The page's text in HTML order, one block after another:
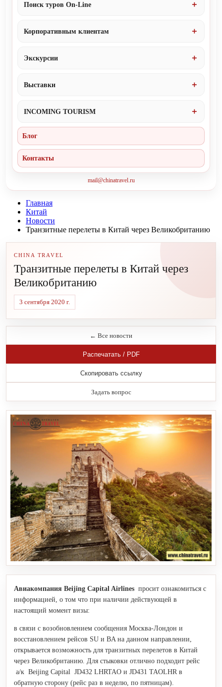
Поиск туров On-Line
Корпоративным клиентам
Экскурсии
Выставки
INCOMING TOURISM
Блог
Контакты
mail@chinatravel.ru
Главная
Китай
Новости
Транзитные перелеты в Китай через Великобританию
CHINA TRAVEL
Транзитные перелеты в Китай через
Великобританию
3 сентября 2020 г.
← Все новости
Распечатать / PDF
Скопировать ссылку
Задать вопрос
Авиакомпания Beijing Capital Airlines просит ознакомиться с
информацией, о том что при наличии действующей в
настоящий момент визы:
в связи с возобновлением сообщения Москва-Лондон и
восстановлением рейсов SU и BA на данном направлении,
открывается возможность для транзитных перелетов в Китай
через Великобританию. Для стыковки отлично подходит рейс
а/к Beijing Capital JD432 LHRTAO и JD431 TAOLHR в
обратную сторону (рейс раз в неделю, по пятницам).